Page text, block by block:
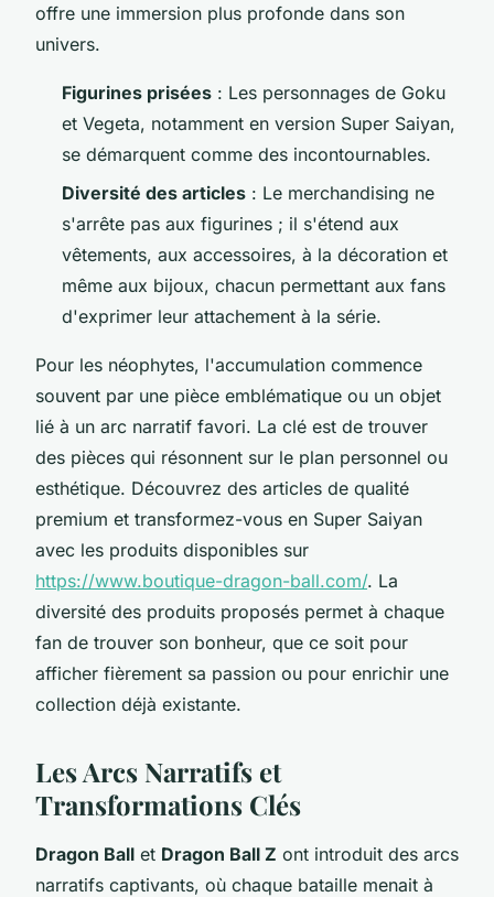
offre une immersion plus profonde dans son
univers.
Figurines prisées : Les personnages de Goku
et Vegeta, notamment en version Super Saiyan,
se démarquent comme des incontournables.
Diversité des articles : Le merchandising ne
s'arrête pas aux figurines ; il s'étend aux
vêtements, aux accessoires, à la décoration et
même aux bijoux, chacun permettant aux fans
d'exprimer leur attachement à la série.
Pour les néophytes, l'accumulation commence
souvent par une pièce emblématique ou un objet
lié à un arc narratif favori. La clé est de trouver
des pièces qui résonnent sur le plan personnel ou
esthétique. Découvrez des articles de qualité
premium et transformez-vous en Super Saiyan
avec les produits disponibles sur
https://www.boutique-dragon-ball.com/. La
diversité des produits proposés permet à chaque
fan de trouver son bonheur, que ce soit pour
afficher fièrement sa passion ou pour enrichir une
collection déjà existante.
Les Arcs Narratifs et
Transformations Clés
Dragon Ball et Dragon Ball Z ont introduit des arcs
narratifs captivants, où chaque bataille menait à